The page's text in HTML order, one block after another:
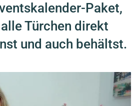
Paket,
Türchen direkt
und auch behältst.